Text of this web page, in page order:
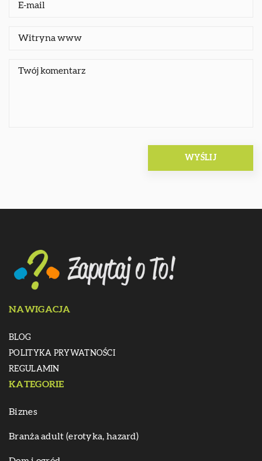
NAWIGACJA
BLOG
POLITYKA PRYWATNOŚCI
REGULAMIN
KATEGORIE
Biznes
Branża adult (erotyka, hazard)